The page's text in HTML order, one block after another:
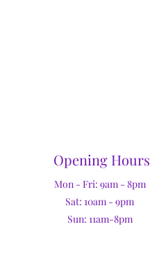
Opening Hours
Mon - Fri: 9am - 8pm
Sat: 10am - 9pm
Sun: 11am-8pm